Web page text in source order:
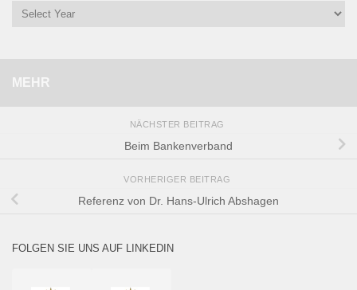
MEHR
NÄCHSTER BEITRAG
Beim Bankenverband
VORHERIGER BEITRAG
Referenz von Dr. Hans-Ulrich Abshagen
FOLGEN SIE UNS AUF LINKEDIN